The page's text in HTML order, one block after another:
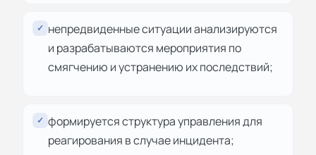
✓ непредвиденные ситуации анализируются
и разрабатываются мероприятия по
смягчению и устранению их последствий;
✓ формируется структура управления для
реагирования в случае инцидента;